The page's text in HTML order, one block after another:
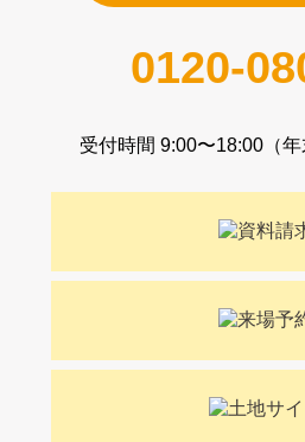
0120-
受付時間 9:00〜18:00（年